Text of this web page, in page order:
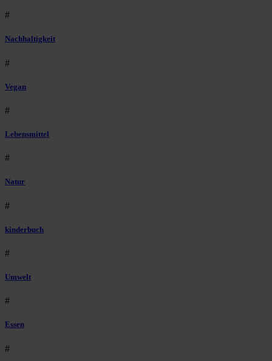
#
Nachhaltigkeit
#
Vegan
#
Lebensmittel
#
Natur
#
kinderbuch
#
Umwelt
#
Essen
#